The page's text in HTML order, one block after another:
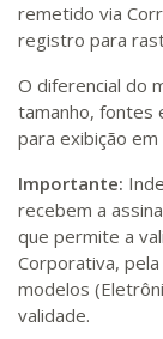
remetido via
registro para
O diferencial do
tamanho, fontes
para exibição
Importante:
recebem a
que permite a
Corporativa,
modelos
validade.